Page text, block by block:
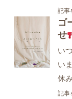
記事
ゴ
せ
い
い
休
記事